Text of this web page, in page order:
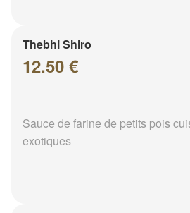
Thebhi Shiro
12.50 €
Sauce de farine de petits pois
exotiques